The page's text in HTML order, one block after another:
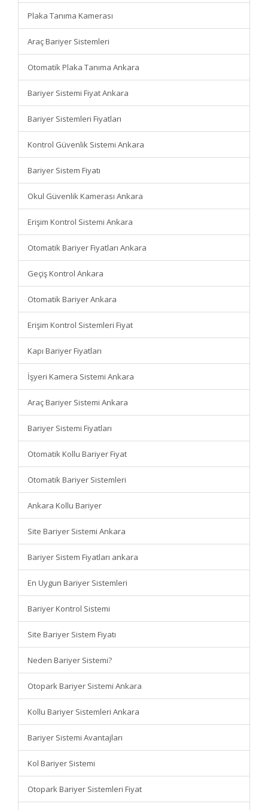
Plaka Tanıma Kamerası
Araç Bariyer Sistemleri
Otomatik Plaka Tanıma Ankara
Bariyer Sistemi Fiyat Ankara
Bariyer Sistemleri Fiyatları
Kontrol Güvenlik Sistemi Ankara
Bariyer Sistem Fiyatı
Okul Güvenlik Kamerası Ankara
Erişim Kontrol Sistemi Ankara
Otomatik Bariyer Fiyatları Ankara
Geçiş Kontrol Ankara
Otomatik Bariyer Ankara
Erişim Kontrol Sistemleri Fiyat
Kapı Bariyer Fiyatları
İşyeri Kamera Sistemi Ankara
Araç Bariyer Sistemi Ankara
Bariyer Sistemi Fiyatları
Otomatik Kollu Bariyer Fiyat
Otomatik Bariyer Sistemleri
Ankara Kollu Bariyer
Site Bariyer Sistemi Ankara
Bariyer Sistem Fiyatları ankara
En Uygun Bariyer Sistemleri
Bariyer Kontrol Sistemi
Site Bariyer Sistem Fiyatı
Neden Bariyer Sistemi?
Otopark Bariyer Sistemi Ankara
Kollu Bariyer Sistemleri Ankara
Bariyer Sistemi Avantajları
Kol Bariyer Sistemi
Otopark Bariyer Sistemleri Fiyat